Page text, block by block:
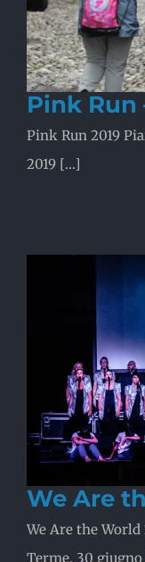
Pink Run
Pink Run 2019
2019 [...]
We Are
We Are the
Terme, 30 giugno